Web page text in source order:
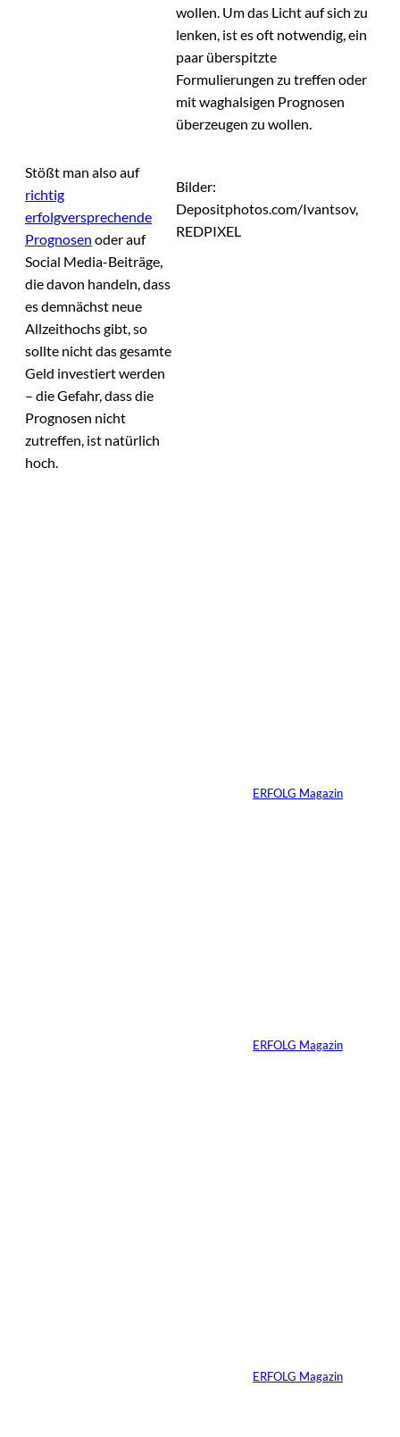
wollen. Um das Licht auf sich zu
lenken, ist es oft notwendig, ein
paar überspitzte
Formulierungen zu treffen oder
mit waghalsigen Prognosen
überzeugen zu wollen.
Stößt man also auf
richtig
erfolgversprechende
Prognosen oder auf
Social Media-Beiträge,
die davon handeln, dass
es demnächst neue
Allzeithochs gibt, so
sollte nicht das gesamte
Geld investiert werden
– die Gefahr, dass die
Prognosen nicht
zutreffen, ist natürlich
hoch.
Bilder:
Depositphotos.com/Ivantsov,
REDPIXEL
ERFOLG Magazin
ERFOLG Magazin
ERFOLG Magazin